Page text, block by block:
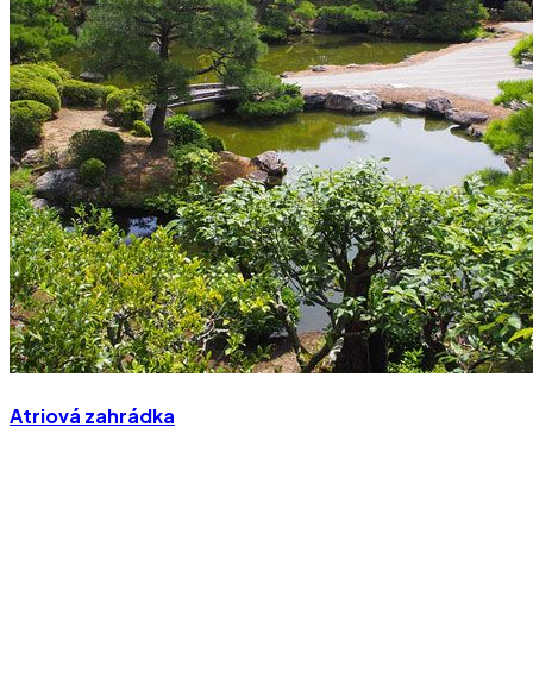
Atriová zahrádka